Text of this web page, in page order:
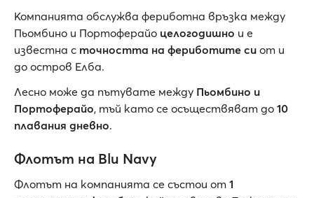
Компанията обслужва фериботна връзка между
Пьомбино и Портоферайо целогодишно и е
известна с точността на фериботите си от и
до остров Елба.
Лесно може да пътувате между Пьомбино и
Портоферайо, тъй като се осъществяват до 10
плавания дневно.
Флотът на Blu Navy
Флотът на компанията се състои от 1